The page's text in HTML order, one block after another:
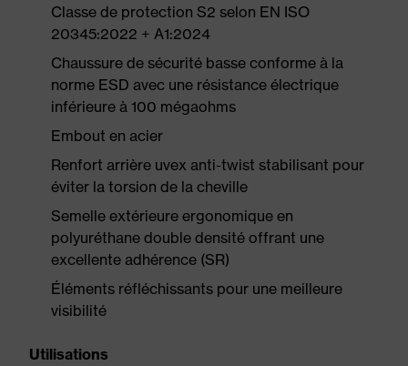
Classe de protection S2 selon EN ISO
20345:2022 + A1:2024
Chaussure de sécurité basse conforme à la
norme ESD avec une résistance électrique
inférieure à 100 mégaohms
Embout en acier
Renfort arrière uvex anti-twist stabilisant pour
éviter la torsion de la cheville
Semelle extérieure ergonomique en
polyuréthane double densité offrant une
excellente adhérence (SR)
Éléments réfléchissants pour une meilleure
visibilité
Utilisations